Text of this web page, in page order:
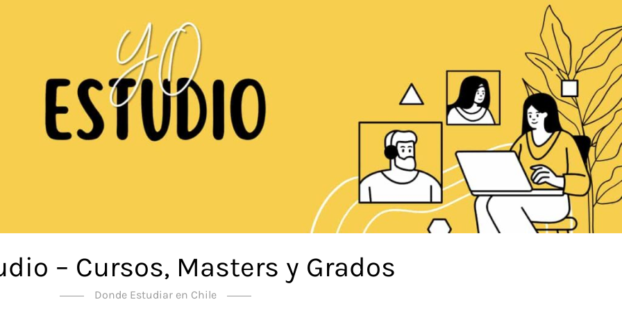
– Cursos, Masters y Grados
Donde Estudiar en Chile